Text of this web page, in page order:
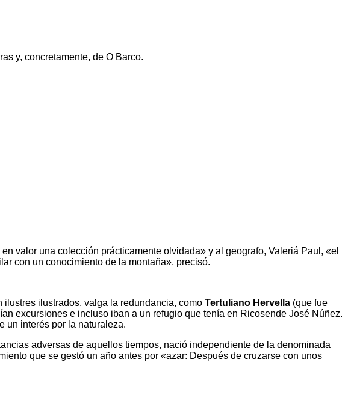
y, concretamente, de O Barco.
valor una colección prácticamente olvidada» y al geografo, Valeriá Paul, «el
con un conocimiento de la montaña», precisó.
ilustrados, valga la redundancia, como Tertuliano Hervella (que fue
excursiones e incluso iban a un refugio que tenía en Ricosende José Núñez.
un interés por la naturaleza.
adversas de aquellos tiempos, nació independiente de la denominada
que se gestó un año antes por «azar: Después de cruzarse con unos